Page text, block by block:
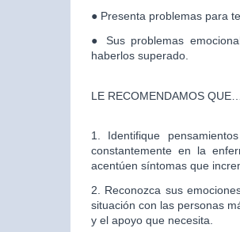
● Presenta problemas para
● Sus problemas
haberlos superado.
LE RECOMENDAMOS
1. Identifique
constantemente en la
acentúen síntomas que
2. Reconozca sus
situación con las personas
y el apoyo que necesita.